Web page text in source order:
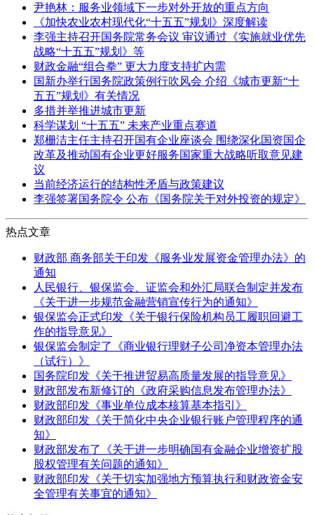
尹艳林：服务业领域下一步对外开放的重点方向
《加快农业农村现代化“十五五”规划》深度解读
李强主持召开国务院常务会议 审议通过《实施就业优先
战略“十五五”规划》等
财政金融“组合拳” 更大力度支持扩内需
国新办举行国务院政策例行吹风会 介绍《城市更新“十
五五”规划》有关情况
多措并举推进城市更新
科学谋划 “十五五” 未来产业重点赛道
郑栅洁主任主持召开国有企业座谈会 围绕深化国资国企
改革及推动国有企业更好服务国家重大战略听取意见建
议
当前经济运行的结构性矛盾与政策建议
李强签署国务院令 公布《国务院关于对外投资的规定》
热点文章
财政部 商务部关于印发《服务业发展资金管理办法》的
通知
人民银行、银保监会、证监会和外汇局联合制定并发布
《关于进一步规范金融营销宣传行为的通知》
银保监会正式印发《关于银行保险机构员工履职回避工
作的指导意见》
银保监会制定了《商业银行理财子公司净资本管理办法
（试行）》
国务院印发《关于推进贸易高质量发展的指导意见》
财政部发布新修订的《政府采购信息发布管理办法》
财政部印发《事业单位成本核算基本指引》
财政部印发《关于简化中央企业银行账户管理程序的通
知》
财政部发布了《关于进一步明确国有金融企业增资扩股
股权管理有关问题的通知》
财政部印发《关于切实加强地方预算执行和财政资金安
全管理有关事宜的通知》